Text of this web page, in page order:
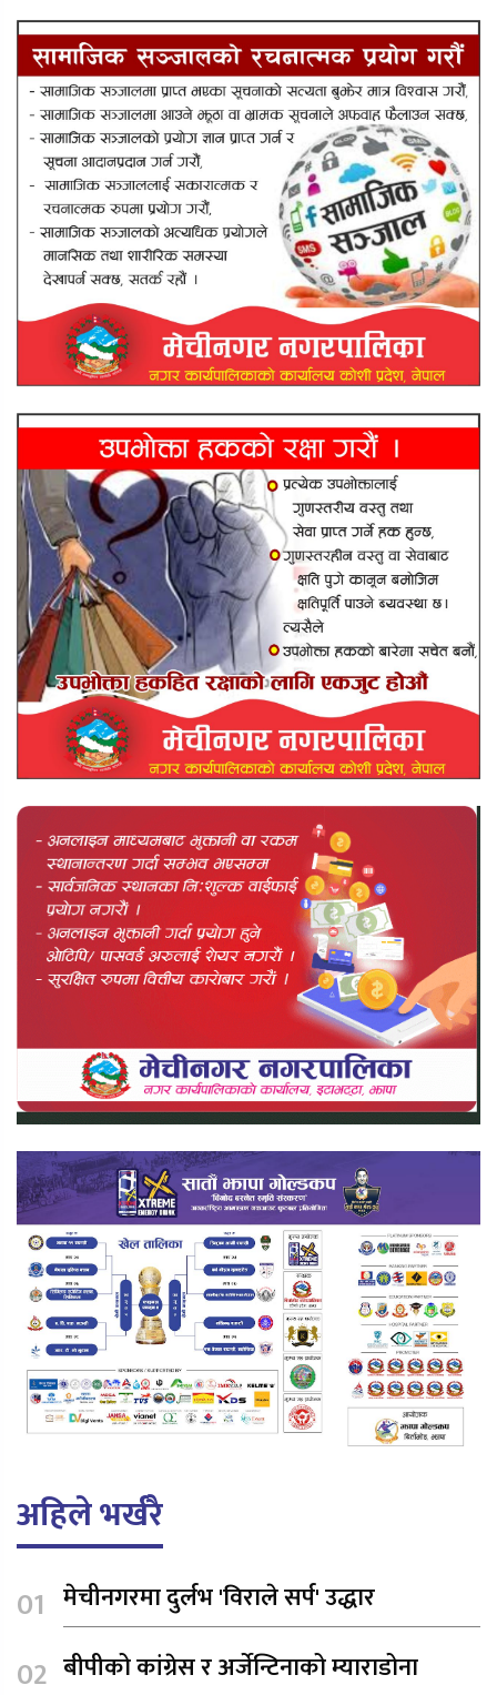
अहिले भर्खरै
मेचीनगरमा दुर्लभ 'विराले सर्प' उद्धार
बीपीको कांग्रेस र अर्जेन्टिनाको म्याराडोना